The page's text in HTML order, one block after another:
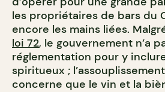
les propriétaires de bars du
encore les mains liées.
loi 72, le gouvernement n’a
réglementation pour y
spiritueux ;
concerne que le vin et la